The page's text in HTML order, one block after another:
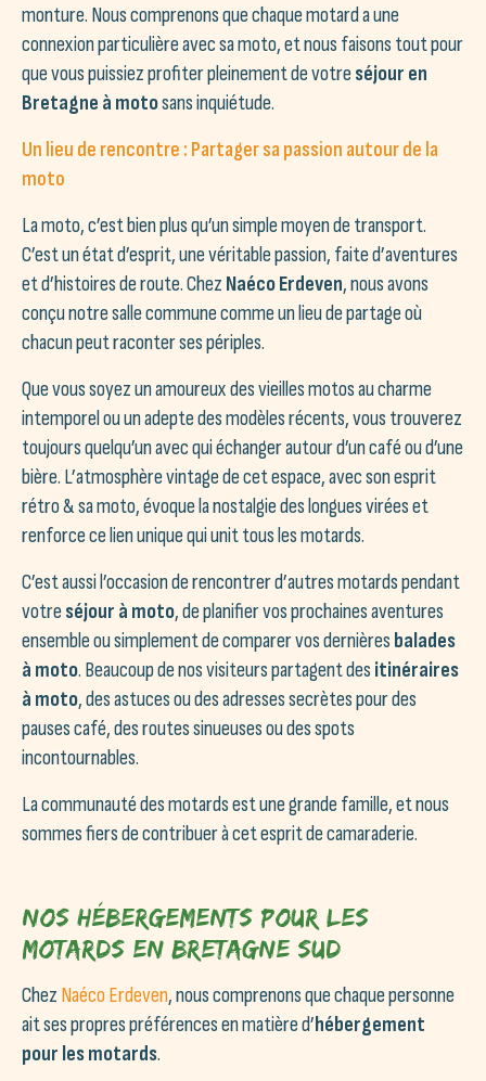
monture. Nous comprenons que chaque motard a une
connexion particulière avec sa moto, et nous faisons tout pour
que vous puissiez profiter pleinement de votreséjour en
Bretagne à motosans inquiétude.
Un lieu de rencontre : Partager sa passion autour de la
moto
La moto, c’est bien plus qu’un simple moyen de transport.
C’est un état d’esprit, une véritable passion, faite d’aventures
et d’histoires de route. Chez Naéco Erdeven, nous avons
conçu notre salle commune comme un lieu de partage où
chacun peut raconter ses périples.
Que vous soyez un amoureux des vieilles motos au charme
intemporel ou un adepte des modèles récents, vous trouverez
toujours quelqu’un avec qui échanger autour d’un café ou d’une
bière. L’atmosphère vintage de cet espace, avec son esprit
rétro & sa moto, évoque la nostalgie des longues virées et
renforce ce lien unique qui unit tous les motards.
C’est aussi l’occasion de rencontrer d’autres motards pendant
votreséjour à moto, de planifier vos prochaines aventures
ensemble ou simplement de comparer vos dernières balades
à moto. Beaucoup de nos visiteurs partagent des itinéraires
à moto, des astuces ou des adresses secrètes pour des
pauses café, des routes sinueuses ou des spots
incontournables.
La communauté des motards est une grande famille, et nous
sommes fiers de contribuer à cet esprit de camaraderie.
Nos hébergements pour les
motards en Bretagne sud
Chez Naéco Erdeven, nous comprenons que chaque personne
ait ses propres préférences en matière d’hébergement
pour les motards.